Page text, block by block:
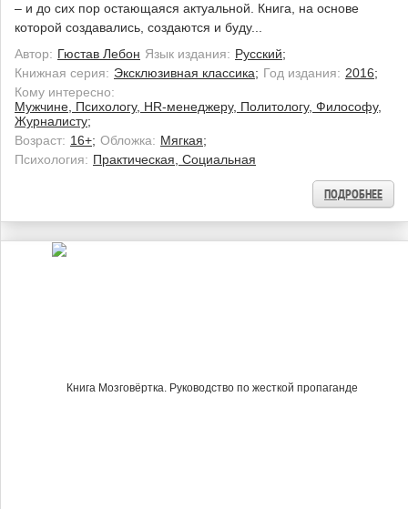
– и до сих пор остающаяся актуальной. Книга, на основе
которой создавались, создаются и буду...
Автор: Гюстав Лебон Язык издания: Русский;
Книжная серия: Эксклюзивная классика; Год издания: 2016;
Кому интересно:
Мужчине, Психологу, HR-менеджеру, Политологу, Философу,
Журналисту;
Возраст: 16+; Обложка: Мягкая;
Психология: Практическая, Социальная
ПОДРОБНЕЕ